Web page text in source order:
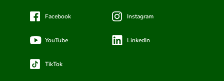
Facebook Instagram
YouTube LinkedIn
TikTok